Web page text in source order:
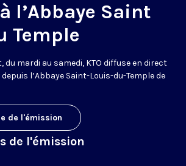
l’Abbaye Saint
Temple
du mardi au samedi, KTO diffuse en direct
l’Abbaye Saint-Louis-du-Temple de
de l'émission
de l'émission